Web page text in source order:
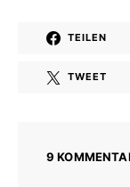
TEILEN
TWEET
9